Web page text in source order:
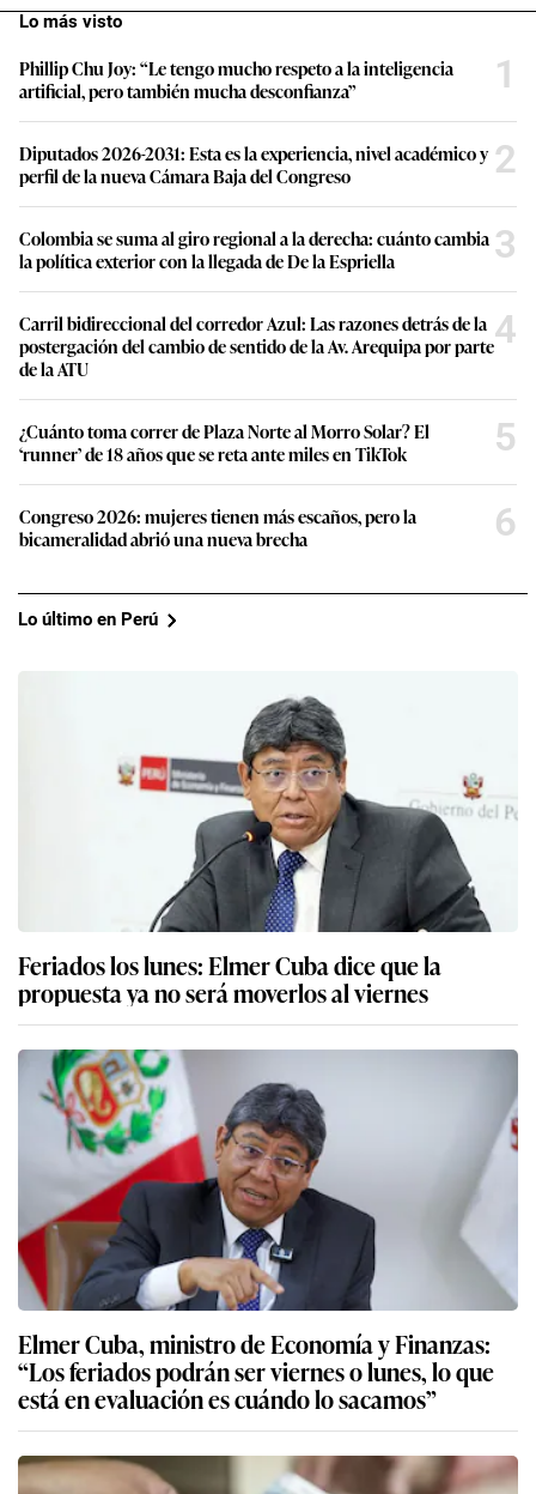
Lo más visto
Phillip Chu Joy: “Le tengo mucho respeto a la inteligencia
artificial, pero también mucha desconfianza”
1
Diputados 2026-2031: Esta es la experiencia, nivel académico y
perfil de la nueva Cámara Baja del Congreso
2
Colombia se suma al giro regional a la derecha: cuánto cambia
la política exterior con la llegada de De la Espriella
3
Carril bidireccional del corredor Azul: Las razones detrás de la
postergación del cambio de sentido de la Av. Arequipa por parte
de la ATU
4
¿Cuánto toma correr de Plaza Norte al Morro Solar? El
‘runner’ de 18 años que se reta ante miles en TikTok
5
Congreso 2026: mujeres tienen más escaños, pero la
bicameralidad abrió una nueva brecha
6
Lo último en Perú
Feriados los lunes: Elmer Cuba dice que la
propuesta ya no será moverlos al viernes
Elmer Cuba, ministro de Economía y Finanzas:
“Los feriados podrán ser viernes o lunes, lo que
está en evaluación es cuándo lo sacamos”